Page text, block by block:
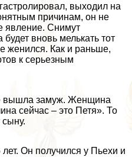
выходил на
причинам, он не
явление. Снимут
вновь мелькать тот
женился. Как и раньше,
к серьезным
вышла замуж. Женщина
сейчас – это Петя». То
сыну.
Он получился у Пьехи и